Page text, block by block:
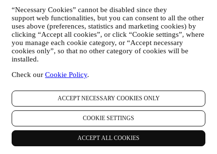
“Necessary Cookies” cannot be disabled since they
support web functionalities, but you can consent to all the other
uses above (preferences, statistics and marketing cookies) by
clicking “Accept all cookies”, or click “Cookie settings”, where
you manage each cookie category, or “Accept necessary
cookies only”, so that no other category of cookies will be
installed.
Check our Cookie Policy.
ACCEPT NECESSARY COOKIES ONLY
COOKIE SETTINGS
ACCEPT ALL COOKIES
3. POURQUOI COLLECTONS-NOUS CES INFORMATIONS ?
Nous pouvons traiter vos données aux fins suivantes :
POUR RÉPONDRE À NOS OBLIGATIONS LÉGALES.
Nous pouvons être amenés à traiter certaines données vous
concernant afin de répondre à nos obligations légales, ainsi
les pouvoirs publics.
Nous utiliserons vos données pour créer un compte Le
Creuset, qui vous donnera accès à une série d’avantages
réservés aux utilisateurs enregistrés, qui vous permettra de
mieux tirer profit de nos services, comme un passage plus
rapide à la caisse et la sauvegarde de multiples adresses
d’expédition ou de consulter et de tracer les commandes.
Toute activité de traitement est requise pour nous permettre de